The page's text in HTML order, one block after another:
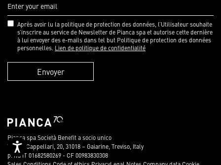
Accessibility
Après avoir lu la politique de protection des données, l’Utilisateur souhaite
s’inscrire au service de Newsletter de Pianca spa et autorise cette dernière
à lui envoyer des e-mails dans tel but Politique de protection des données
personnelles. Lien de politique de confidentialité
Envoyer
Pianca spa Società Benefit a socio unico
Via dei Cappellari, 20, 31018 – Gaiarine, Treviso, Italy
p. iva IT 01682580269 - CF 00983830308